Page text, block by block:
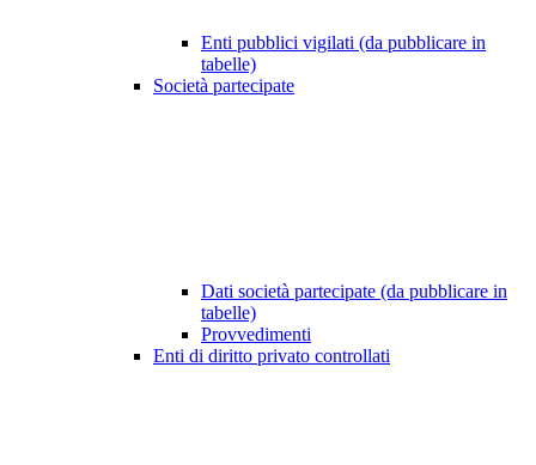
Enti pubblici vigilati (da pubblicare in
tabelle)
Società partecipate
Dati società partecipate (da pubblicare in
tabelle)
Provvedimenti
Enti di diritto privato controllati